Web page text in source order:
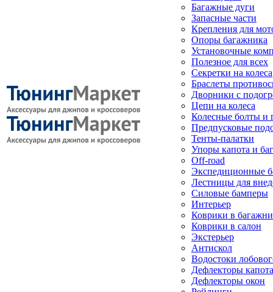
Багажные дуги
Запасные части
Крепления для
Опоры багажника
Установочные
Полезное для всех
Секретки на колеса
Браслеты
Дворники с
Цепи на колеса
Колесные болты и
Предпусковые
Тенты-палатки
Упоры капота и
Off-road
Экспедиционные
Лестницы для
Силовые бамперы
Интерьер
Коврики в
Коврики в салон
Экстерьер
Антискол
Водостоки
Дефлекторы капота
Дефлекторы окон